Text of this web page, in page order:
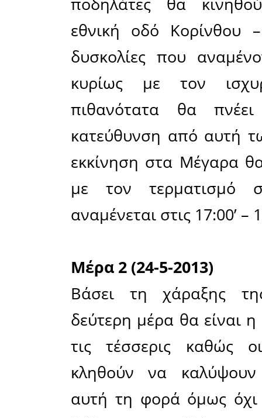
Μέσα σε
26
κληθούν
γρήγορες